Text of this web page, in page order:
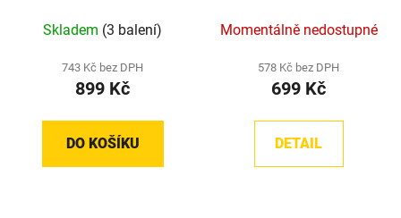
Skladem (3 balení)
743 Kč bez DPH
899 Kč
DO KOŠÍKU
Momentálně nedostupné
578 Kč bez DPH
699 Kč
DETAIL